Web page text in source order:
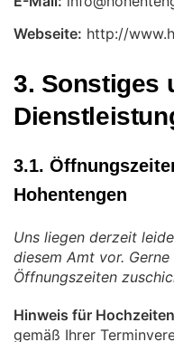
Webseite: http://
3. Sonstiges
3.1.
Hohentengen
Uns liegen derzeit
diesem Amt vor.
Öffnungszeiten
Hinweis für
gemäß Ihrer